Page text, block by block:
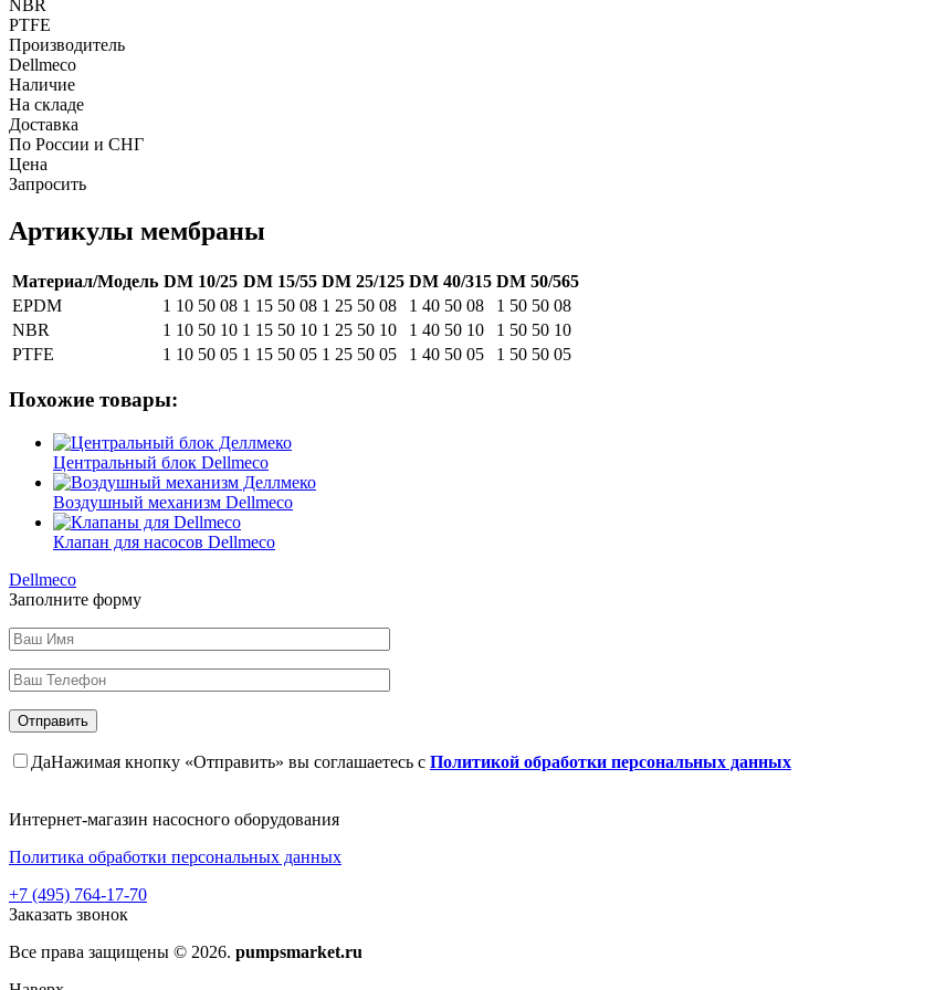
NBR
PTFE
Производитель
Dellmeco
Наличие
На складе
Доставка
По России и СНГ
Цена
Запросить
Артикулы мембраны
Материал/Модель DM 10/25 DM 15/55 DM 25/125 DM 40/315 DM 50/565
EPDM
1 10 50 08 1 15 50 08 1 25 50 08 1 40 50 08
1 50 50 08
NBR
1 10 50 10 1 15 50 10 1 25 50 10 1 40 50 10
1 50 50 10
PTFE
1 10 50 05 1 15 50 05 1 25 50 05 1 40 50 05 1 50 50 05
Похожие товары:
Центральный блок Dellmeco
Воздушный механизм Dellmeco
Клапан для насосов Dellmeco
Dellmeco
Заполните форму
ДаНажимая кнопку «Отправить» вы соглашаетесь с Политикой обработки персональных данных
Интернет-магазин насосного оборудования
Политика обработки персональных данных
+7 (495) 764-17-70
Заказать звонок
Все права защищены © 2026. pumpsmarket.ru